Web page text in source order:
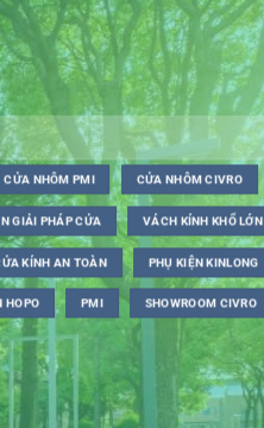
CỬA NHÔM PMI CỬA NHÔM CIVRO
GIẢI PHÁP CỬA VÁCH KÍNH KHỔ LỚN
KÍNH AN TOÀN PHỤ KIỆN KINLONG
HOPO PMI SHOWROOM CIVRO